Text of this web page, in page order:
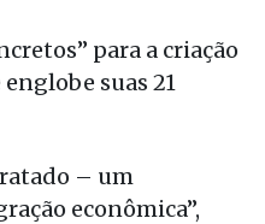
para a criação
suas 21
– um
econômica”,